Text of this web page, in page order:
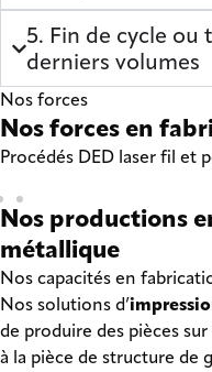
5. Fin de cycle
derniers volumes
Nos forces
Nos forces en
Procédés DED laser fil et
Nos productions
métallique
Nos capacités en
Nos solutions d’
de produire des pièces
à la pièce de structure de